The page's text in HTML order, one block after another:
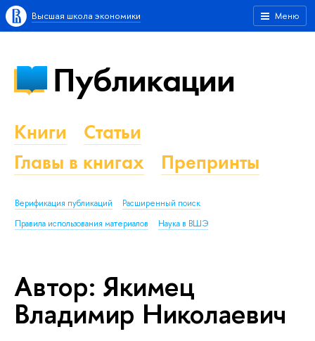
Меню
Высшая школа экономики
Публикации
Книги
Статьи
Главы в книгах
Препринты
Верификация публикаций
Расширенный поиск
Правила использования материалов
Наука в ВШЭ
Автор: Якимец
Владимир Николаевич